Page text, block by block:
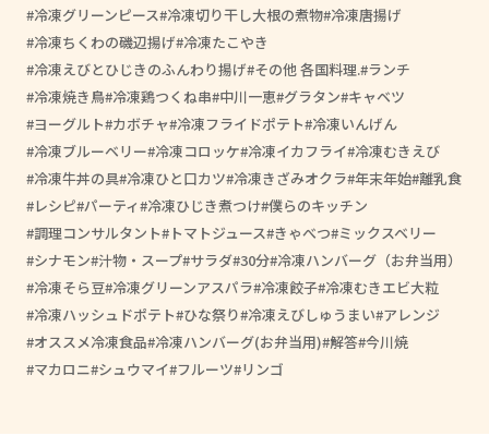
冷凍グリーンピース 冷凍切り干し大根の煮物 冷凍唐揚げ
冷凍ちくわの磯辺揚げ 冷凍たこやき
冷凍えびとひじきのふんわり揚げ その他 各国料理. ランチ
冷凍焼き鳥 冷凍鶏つくね串 中川一恵 グラタン キャベツ
ヨーグルト カボチャ 冷凍フライドポテト 冷凍いんげん
冷凍ブルーベリー 冷凍コロッケ 冷凍イカフライ 冷凍むきえび
冷凍牛丼の具 冷凍ひと口カツ 冷凍きざみオクラ 年末年始 離乳食
レシピ パーティ 冷凍ひじき煮つけ 僕らのキッチン
調理コンサルタント
トマトジュース きゃべつ ミックスベリー
シナモン 汁物・スープ サラダ 30分 冷凍ハンバーグ（お弁当用）
冷凍そら豆 冷凍グリーンアスパラ 冷凍餃子 冷凍むきエビ大粒
冷凍ハッシュドポテト ひな祭り 冷凍えびしゅうまい アレンジ
オススメ冷凍食品 冷凍ハンバーグ(お弁当用) 解答 今川焼
マカロニ シュウマイ フルーツ リンゴ